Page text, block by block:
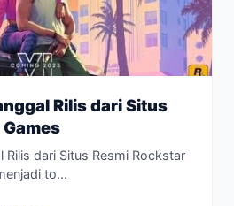
Rilis dari Situs
Rilis dari Situs Resmi Rockstar
to...